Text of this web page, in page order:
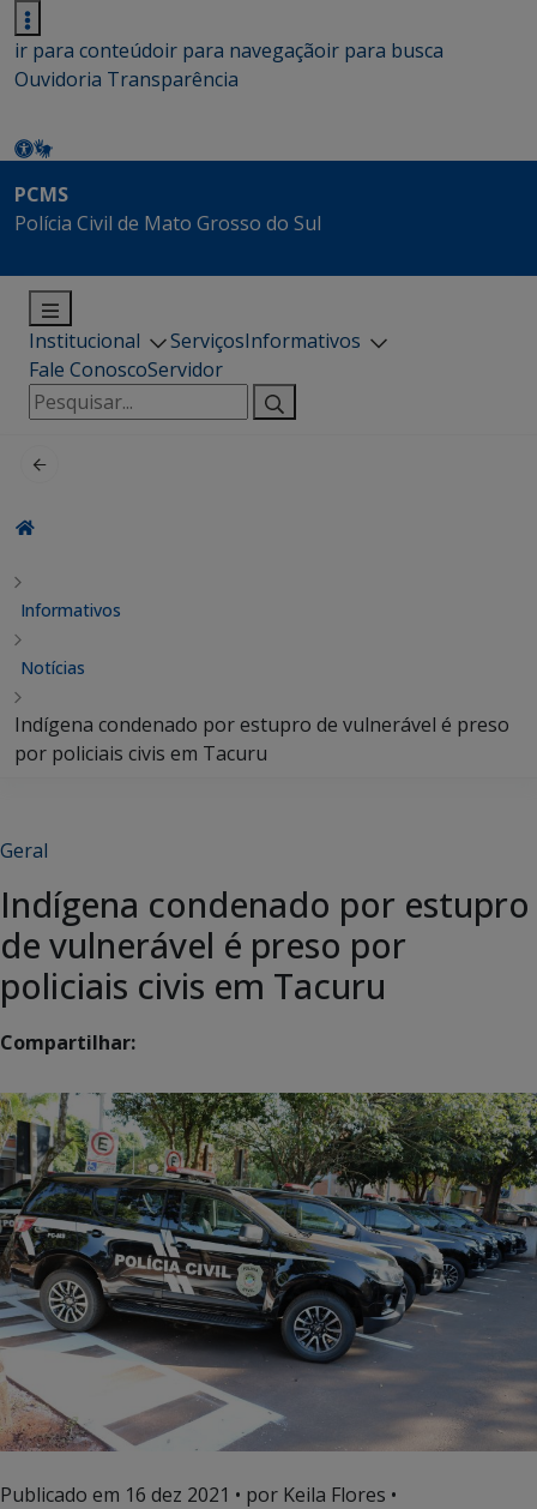
ir para conteúdoir para navegaçãoir para busca
Ouvidoria Transparência
PCMS
Polícia Civil de Mato Grosso do Sul
Institucional ServiçosInformativos
Fale ConoscoServidor
Pesquisar
por:
Informativos
Notícias
Indígena condenado por estupro de vulnerável é preso
por policiais civis em Tacuru
Geral
Indígena condenado por estupro
de vulnerável é preso por
policiais civis em Tacuru
Compartilhar:
Publicado em 16 dez 2021 • por Keila Flores •